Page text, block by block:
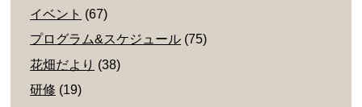
イベント (67)
プログラム&スケジュール (75)
花畑だより (38)
研修 (19)